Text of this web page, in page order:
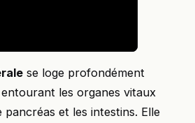
se loge profondément
entourant les organes vitaux
pancréas et les intestins. Elle